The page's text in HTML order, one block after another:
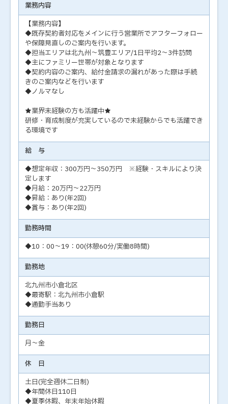
業務内容
【業務内容】
◆既存契約者対応をメインに行う営業所でアフターフォロー
や保障見直しのご案内を行います。
◆担当エリアは北九州～筑豊エリア/1日平均2～3件訪問
◆主にファミリー世帯が対象となります
◆契約内容のご案内、給付金請求の漏れがあった際は手続
きのご案内などを行います
◆ノルマなし
★業界未経験の方も活躍中★
研修・育成制度が充実しているので未経験からでも活躍でき
る環境です
給 与
◆想定年収：300万円～350万円 ※経験・スキルにより決
定します
◆月給：20万円～22万円
◆昇給：あり(年2回)
◆賞与：あり(年2回)
勤務時間
◆10：00～19：00(休憩60分/実働8時間)
勤務地
北九州市小倉北区
◆最寄駅：北九州市小倉駅
◆通勤手当あり
勤務日
月～金
休 日
土日(完全週休二日制)
◆年間休日110日
◆夏季休暇、年末年始休暇